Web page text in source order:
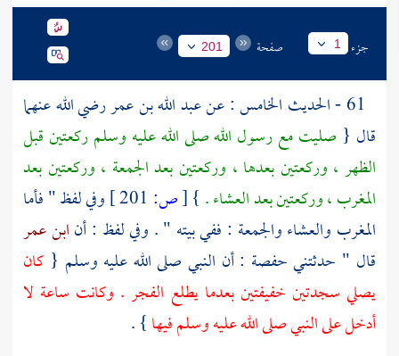
جزء 1 صفحة 201
عبد الله بن عمررضي الله عنهما
قال { صليت مع رسول الله صلى الله عليه وسلم ركعتين قبل
الظهر ، وركعتين بعدها ، وركعتين بعد الجمعة ، وركعتين بعد
المغرب ، وركعتين بعد العشاء . }
[ص:
وفي لفظ " فأما
المغرب والعشاء والجمعة : ففي بيته " . وفي لفظ : أنابن عمر
قال " حدثتنيحفصة : أن النبي صلى الله عليه وسلم { كان
يصلي سجدتين خفيفتين بعدما يطلع الفجر . وكانت ساعة لا
أدخل على النبي صلى الله عليه وسلم فيها} .